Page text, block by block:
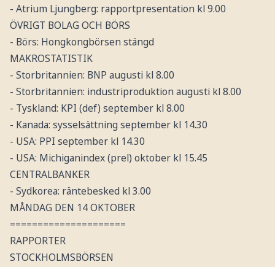
- Atrium Ljungberg: rapportpresentation kl 9.00
ÖVRIGT BOLAG OCH BÖRS
- Börs: Hongkongbörsen stängd
MAKROSTATISTIK
- Storbritannien: BNP augusti kl 8.00
- Storbritannien: industriproduktion augusti kl 8.00
- Tyskland: KPI (def) september kl 8.00
- Kanada: sysselsättning september kl 14.30
- USA: PPI september kl 14.30
- USA: Michiganindex (prel) oktober kl 15.45
CENTRALBANKER
- Sydkorea: räntebesked kl 3.00
MÅNDAG DEN 14 OKTOBER
=====================
RAPPORTER
STOCKHOLMSBÖRSEN